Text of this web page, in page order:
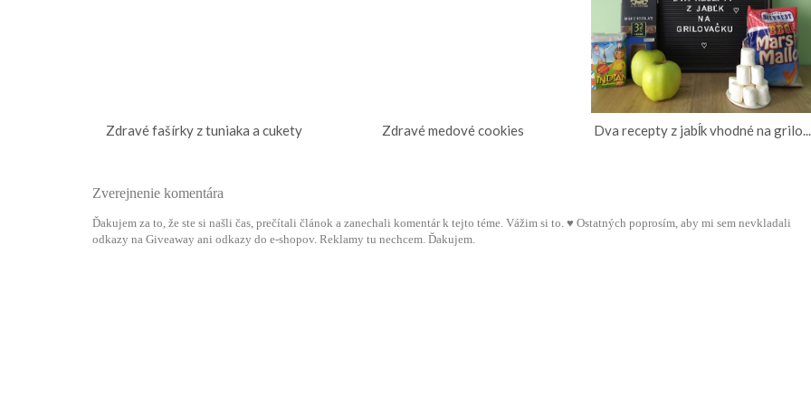
Zdravé fašírky z tuniaka a cukety Zdravé medové cookies Dva recepty z jabĺk vhodné na grilo...
Zverejnenie komentára
Ďakujem za to, že ste si našli čas, prečítali článok a zanechali komentár k tejto téme. Vážim si to. ♥ Ostatných poprosím, aby mi sem nevkladali
odkazy na Giveaway ani odkazy do e-shopov. Reklamy tu nechcem. Ďakujem.